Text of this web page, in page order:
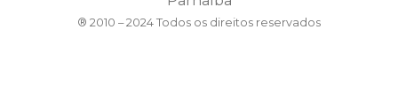
® 2010 – 2024 Todos os direitos reservados